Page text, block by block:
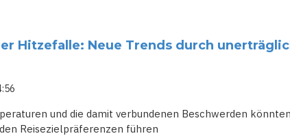
Hitzefalle: Neue Trends durch
und die damit verbundenen Beschwerden
Reisezielpräferenzen führen